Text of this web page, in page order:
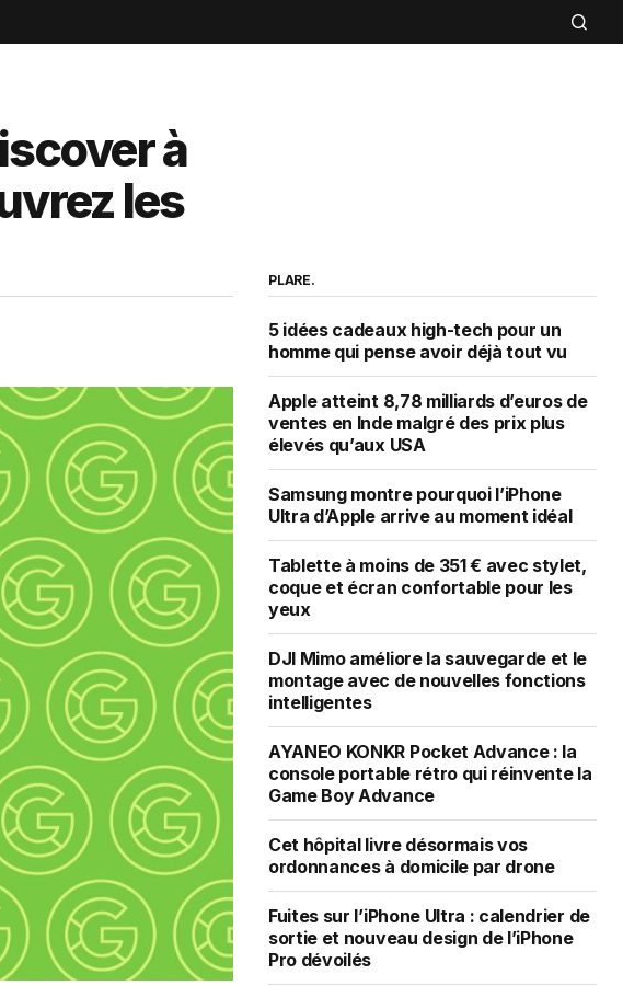
à
les
PLARE.
5 idées cadeaux high-tech pour un
homme qui pense avoir déjà tout vu
Apple atteint 8,78 milliards d’euros de
ventes en Inde malgré des prix plus
élevés qu’aux USA
Samsung montre pourquoi l’iPhone
Ultra d’Apple arrive au moment idéal
Tablette à moins de 351 € avec stylet,
coque et écran confortable pour les
yeux
DJI Mimo améliore la sauvegarde et le
montage avec de nouvelles fonctions
intelligentes
AYANEO KONKR Pocket Advance : la
console portable rétro qui réinvente la
Game Boy Advance
Cet hôpital livre désormais vos
ordonnances à domicile par drone
Fuites sur l’iPhone Ultra : calendrier de
sortie et nouveau design de l’iPhone
Pro dévoilés